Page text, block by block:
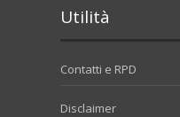
Utilità
Contatti e RPD
Disclaimer